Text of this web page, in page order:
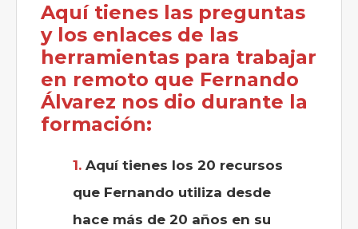
Aquí tienes las preguntas
y los enlaces de las
herramientas para trabajar
en remoto que Fernando
Álvarez nos dio durante la
formación:
Aquí tienes los 20 recursos
que Fernando utiliza desde
hace más de 20 años en su